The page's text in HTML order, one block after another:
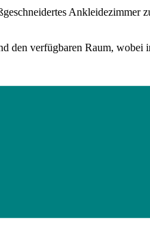
den verfügbaren Raum,